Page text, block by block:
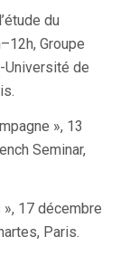
du
Groupe
Université de
», 13
Seminar,
17 décembre
Paris.